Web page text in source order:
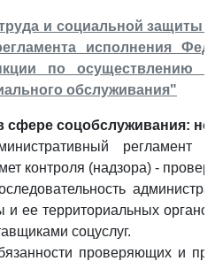
и социальной защиты
исполнения
по осуществлению
обслуживания"
сфере соцобслуживания:
контроля (надзора) -
ее территориальных
соцуслуг.
проверяющих и